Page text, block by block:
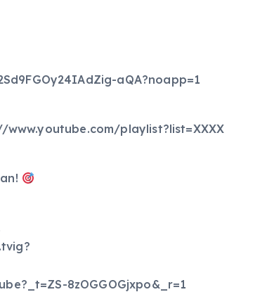
aQA?noapp=1
www.youtube.com/playlist?list=XXXX
8zOGGOGjxpo&_r=1